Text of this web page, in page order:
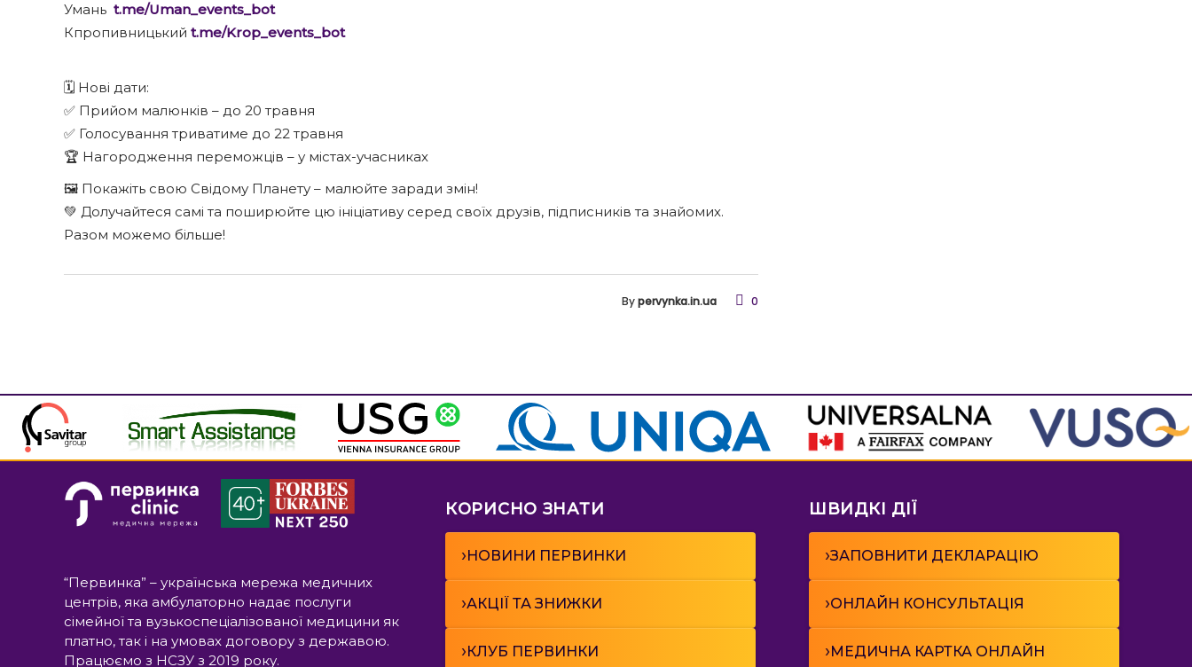
Умань t.me/Uman_events_bot
Кпропивницький t.me/Krop_events_bot
🗓 Нові дати:
✅ Прийом малюнків – до 20 травня
✅ Голосування триватиме до 22 травня
🏆 Нагородження переможців – у містах-учасниках
🖼 Покажіть свою Свідому Планету – малюйте заради змін!
💚 Долучайтеся самі та поширюйте цю ініціативу серед своїх друзів, підписників та знайомих.
Разом можемо більше!
Bypervynka.in.ua 0
“Первинка” – українська мережа медичних
центрів, яка амбулаторно надає послуги
сімейної та вузькоспеціалізованої медицини як
платно, так і на умовах договору з державою.
Працюємо з НСЗУ з 2019 року.
КОРИСНО ЗНАТИ
› НОВИНИ ПЕРВИНКИ
›АКЦІЇ ТА ЗНИЖКИ
› КЛУБ ПЕРВИНКИ
ШВИДКІ ДІЇ
›ЗАПОВНИТИ ДЕКЛАРАЦІЮ
›ОНЛАЙН КОНСУЛЬТАЦІЯ
› МЕДИЧНА КАРТКА ОНЛАЙН